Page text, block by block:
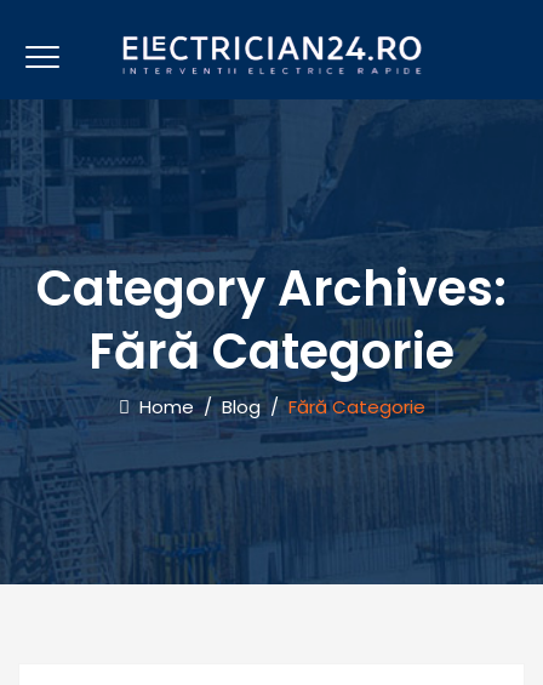
Category Archives:
Fără Categorie
Home/Blog/Fără Categorie